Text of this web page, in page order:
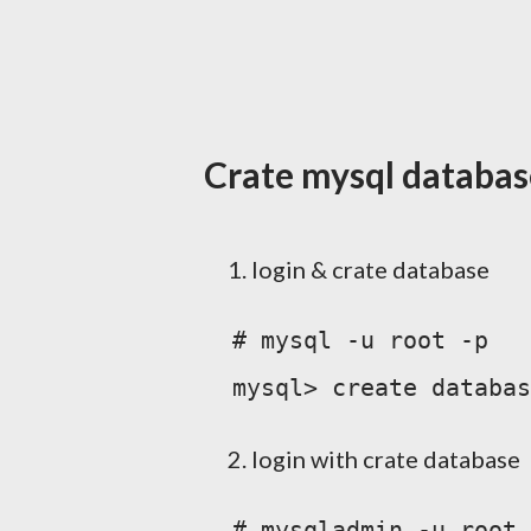
Crate mysql
login & crate database
  # mysql -u root -p
login with crate database